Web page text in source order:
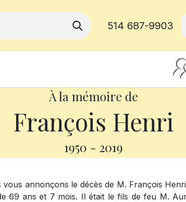
514 687-9903
À la mémoire de
François Henri
1950 - 2019
vous annonçons le décès de M. François
69 ans et 7 mois. Il était le fils de feu M.